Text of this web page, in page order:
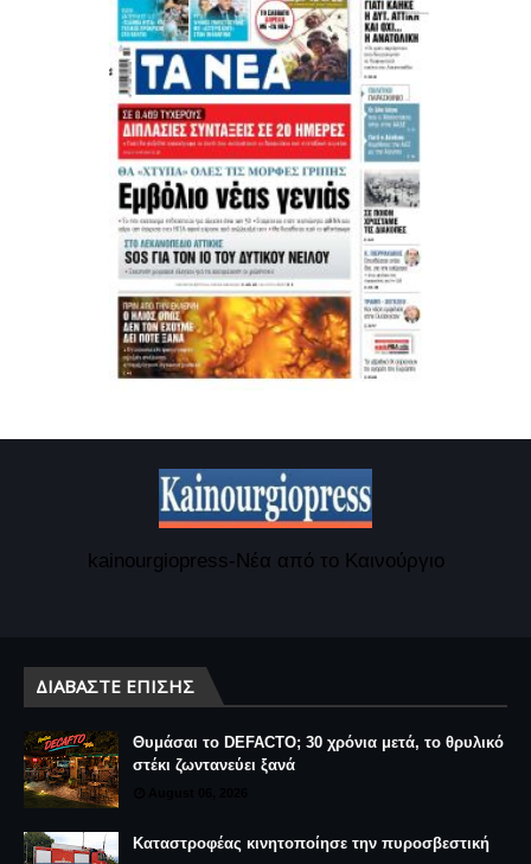
kainourgiopress-Νέα από το Καινούργιο
ΔΙΑΒΆΣΤΕ ΕΠΊΣΗΣ
Θυμάσαι το DEFACTO; 30 χρόνια μετά, το θρυλικό
στέκι ζωντανεύει ξανά
Καταστροφέας κινητοποίησε την πυροσβεστική